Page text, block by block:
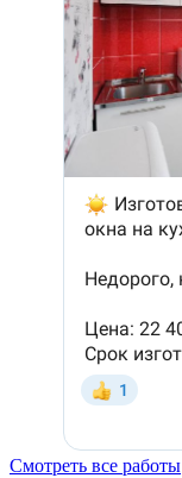
Смотреть все работы